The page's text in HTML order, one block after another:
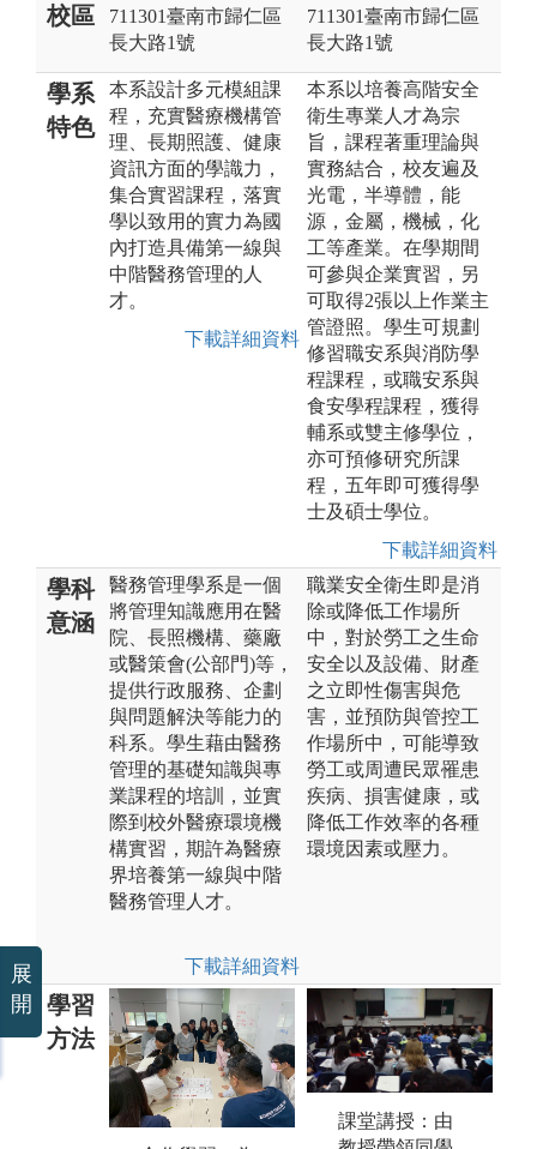
校區
711301臺南市歸仁區
長大路1號
711301臺南市歸仁區
長大路1號
學系
特色
本系設計多元模組課
程，充實醫療機構管
理、長期照護、健康
資訊方面的學識力，
集合實習課程，落實
學以致用的實力為國
內打造具備第一線與
中階醫務管理的人
才。
下載詳細資料
本系以培養高階安全
衛生專業人才為宗
旨，課程著重理論與
實務結合，校友遍及
光電，半導體，能
源，金屬，機械，化
工等產業。在學期間
可參與企業實習，另
可取得2張以上作業主
管證照。學生可規劃
修習職安系與消防學
程課程，或職安系與
食安學程課程，獲得
輔系或雙主修學位，
亦可預修研究所課
程，五年即可獲得學
士及碩士學位。
下載詳細資料
學科
意涵
醫務管理學系是一個
將管理知識應用在醫
院、長照機構、藥廠
或醫策會(公部門)等，
提供行政服務、企劃
與問題解決等能力的
科系。學生藉由醫務
管理的基礎知識與專
業課程的培訓，並實
際到校外醫療環境機
構實習，期許為醫療
界培養第一線與中階
醫務管理人才。
下載詳細資料
職業安全衛生即是消
除或降低工作場所
中，對於勞工之生命
安全以及設備、財產
之立即性傷害與危
害，並預防與管控工
作場所中，可能導致
勞工或周遭民眾罹患
疾病、損害健康，或
降低工作效率的各種
環境因素或壓力。
學習
方法
問題導向學
習：為使學生
具備於情境中
理解與活用知
課堂講授：由
展
開